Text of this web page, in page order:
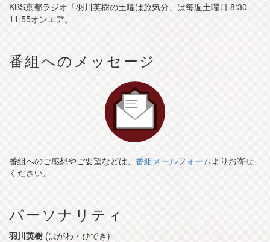
KBS京都ラジオ「羽川英樹の土曜は旅気分」は毎週土曜日 8:30-
11:55オンエア。
番組へのメッセージ
番組へのご感想やご要望などは、 番組メールフォーム よりお寄せ
ください。
パーソナリティ
羽川英樹 (はがわ・ひでき)